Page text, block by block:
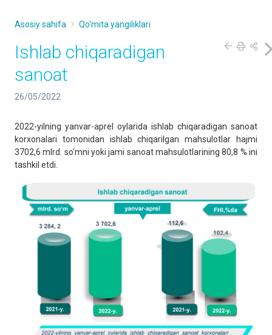
Asosiy sahifa Qo'mita yangiliklari
Ishlab chiqaradigan
sanoat
26/05/2022
2022-yilning yanvar-aprel oylarida ishlab chiqaradigan sanoat
korxonalari tomonidan ishlab chiqarilgan mahsulotlar hajmi
3702,6 mlrd. so‘mni yoki jami sanoat mahsulotlarining 80,8 % ini
tashkil etdi.